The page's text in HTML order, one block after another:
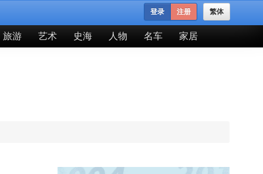
繁体
登录 注册
旅游 艺术 史海 人物 名车 家居